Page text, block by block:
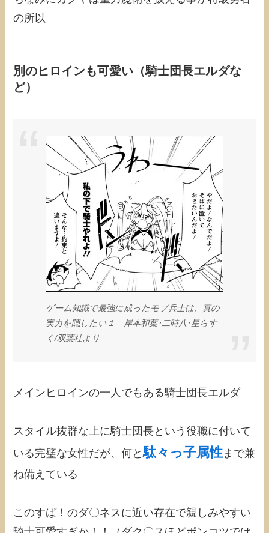
の所以
別のヒロインも可愛い（騎士団長エルダな
ど）
ゲーム知識で最強に成ったモブ兵士は、真の
実力を隠したい１ 岸本和葉･二時八･星らす
く/‎双葉社より
メインヒロインの一人でもある騎士団長エルダ
スタイル抜群な上に騎士団長という役職に付いて
いる完璧な女性だが、何と駄々っ子属性まで兼
ね備えている
このすば！のダ〇ネスに近い存在で親しみやすい